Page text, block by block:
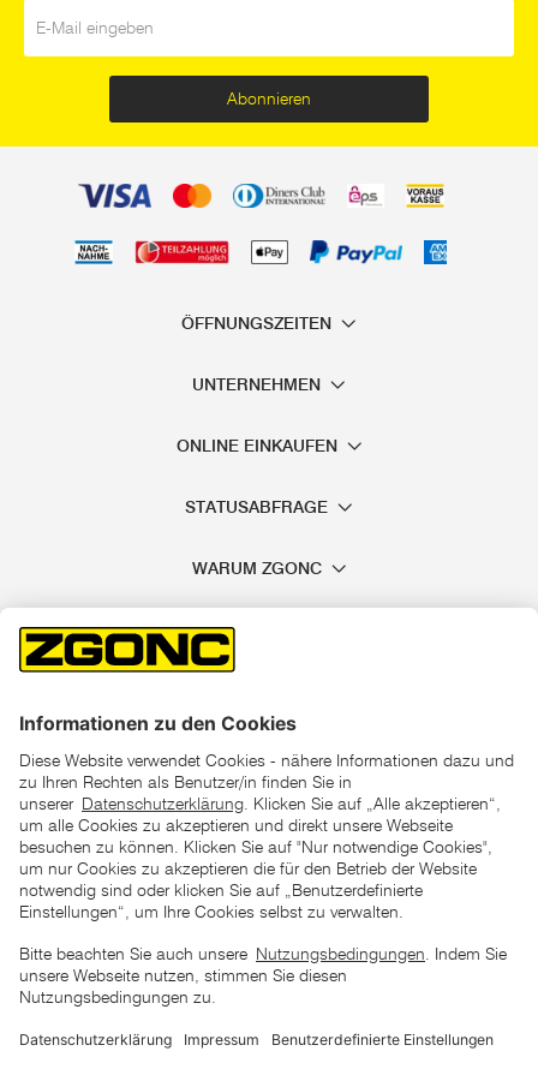
Abonnieren
ÖFFNUNGSZEITEN
UNTERNEHMEN
ONLINE EINKAUFEN
STATUSABFRAGE
WARUM ZGONC
*der "statt"-Preis ist der niedrigste von uns in den letzten 30
Tagen vor Beginn dieser Aktion verlangte Preis
unter den UVP Preisen auf dieser Website sind die
zu verstehen